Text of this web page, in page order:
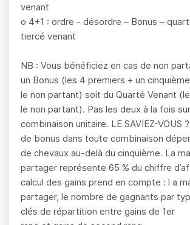
venant
o 4+1 : ordre - désordre – Bonus –
tiercé venant
NB : Vous bénéficiez en cas de non
un Bonus (les 4 premiers + un
le non partant) soit du Quarté Venant
le non partant). Pas les deux à la fois
combinaison unitaire. LE SAVIEZ-VOUS
de bonus dans toute combinaison
de chevaux au-delà du cinquième. La
partager représente 65 % du chiffre
calcul des gains prend en compte : l a
partager, le nombre de gagnants par
clés de répartition entre gains de 1er